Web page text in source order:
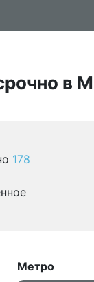
в
178
Метро